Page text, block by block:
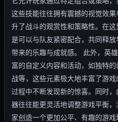
这些技能往往拥有震撼的视觉效
升了战斗的观赏性和策略性。在
是可以与队友紧密配合，共同释
带来的乐趣与成就感。 此外，英
富的自定义内容和活动，如独特
战等，这些元素极大地丰富了游
过程中不断发现新的惊喜。同时
器往往能更灵活地调整游戏平衡
家创造一个更加公平、有趣的游戏